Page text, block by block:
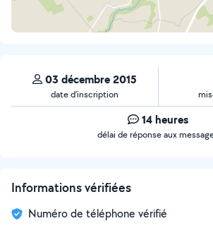
03 décembre 2015
date d’inscription
14 heures
délai de réponse aux
Informations vérifiées
Numéro de téléphone vérifié